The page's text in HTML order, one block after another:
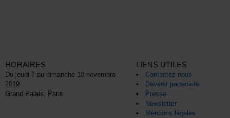
HORAIRES
Du jeudi 7 au dimanche 10 novembre
2019
Grand Palais, Paris
LIENS UTILES
Contactez nous
Devenir partenaire
Presse
Newsletter
Mentions légales